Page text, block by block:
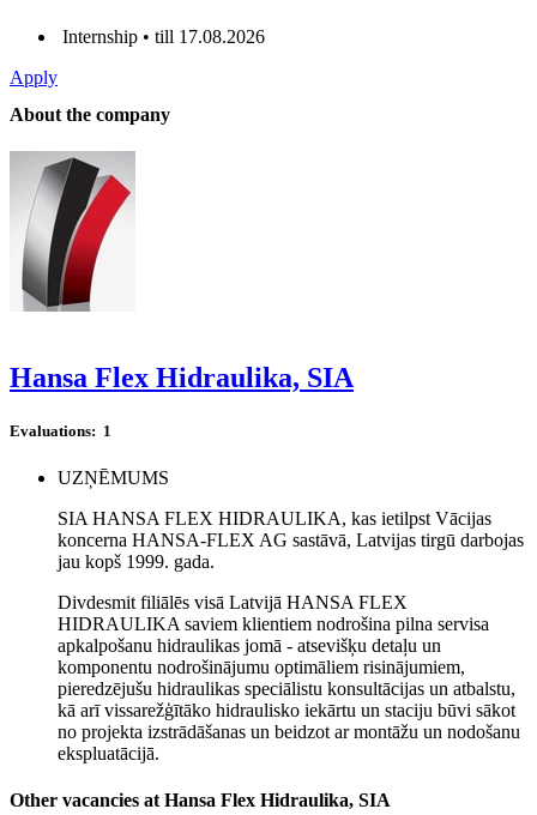
Internship • till 17.08.2026
Apply
About the company
Hansa Flex Hidraulika, SIA
Evaluations: 1
UZŅĒMUMS
SIA HANSA FLEX HIDRAULIKA, kas ietilpst Vācijas
koncerna HANSA-FLEX AG sastāvā, Latvijas tirgū darbojas
jau kopš 1999. gada.
Divdesmit filiālēs visā Latvijā HANSA FLEX
HIDRAULIKA saviem klientiem nodrošina pilna servisa
apkalpošanu hidraulikas jomā - atsevišķu detaļu un
komponentu nodrošinājumu optimāliem risinājumiem,
pieredzējušu hidraulikas speciālistu konsultācijas un atbalstu,
kā arī vissarežģītāko hidraulisko iekārtu un staciju būvi sākot
no projekta izstrādāšanas un beidzot ar montāžu un nodošanu
ekspluatācijā.
Other vacancies at Hansa Flex Hidraulika, SIA